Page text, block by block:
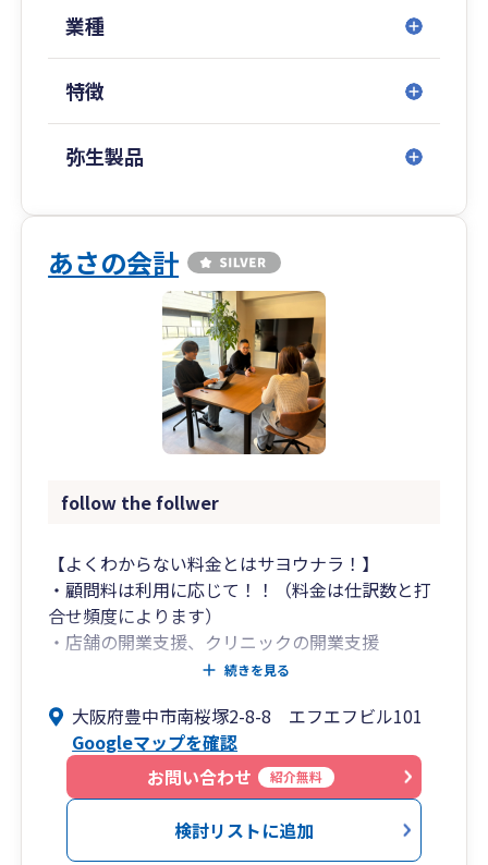
業種
特徴
弥生製品
あさの会計
follow the follwer
【よくわからない料金とはサヨウナラ！】
・顧問料は利用に応じて！！（料金は仕訳数と打
合せ頻度によります）
・店舗の開業支援、クリニックの開業支援
・事業計画策定、資金計画策定
理
・金融機関からの借入支援
・弁護士、社労士、行政書士、司法書士ほか士業
との連携はチャットワークで
・商工会議所様と連携して補助金などご案内
・ファミリービジネスの承継支援
続きを見る
大阪府豊中市南桜塚2-8-8 エフエフビル101
Googleマップを確認
お問い合わせ
紹介無料
検討リストに追加